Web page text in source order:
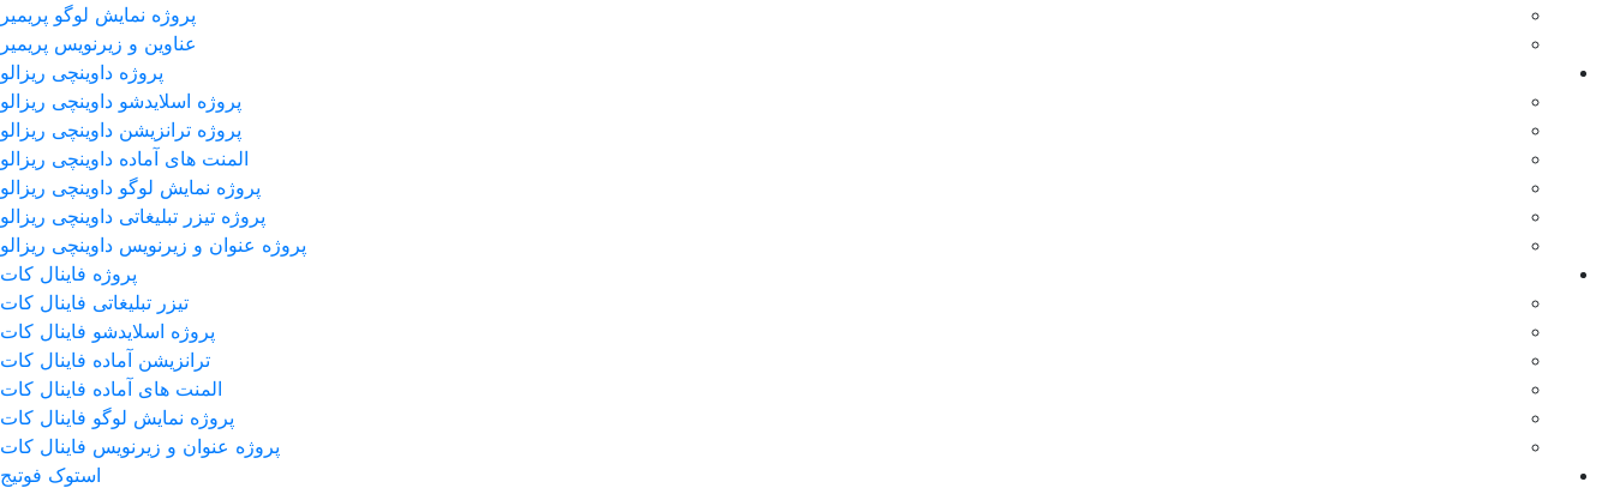
پروژه نمایش لوگو پریمیر
عناوین و زیرنویس پریمیر
پروژه داوینچی ریزالو
پروژه اسلایدشو داوینچی ریزالو
پروژه ترانزیشن داوینچی ریزالو
المنت های آماده داوینچی ریزالو
پروژه نمایش لوگو داوینچی ریزالو
پروژه تیزر تبلیغاتی داوینچی ریزالو
پروژه عنوان و زیرنویس داوینچی ریزالو
پروژه فاینال کات
تیزر تبلیغاتی فاینال کات
پروژه اسلایدشو فاینال کات
ترانزیشن آماده فاینال کات
المنت های آماده فاینال کات
پروژه نمایش لوگو فاینال کات
پروژه عنوان و زیرنویس فاینال کات
استوک فوتیج